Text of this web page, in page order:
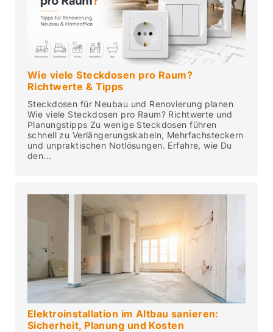
Wie viele Steckdosen pro Raum?
Richtwerte & Tipps
Steckdosen für Neubau und Renovierung planen
Wie viele Steckdosen pro Raum? Richtwerte und
Planungstipps Zu wenige Steckdosen führen
schnell zu Verlängerungskabeln, Mehrfachsteckern
und unpraktischen Notlösungen. Erfahre, wie Du
den...
Elektroinstallation im Altbau sanieren:
Sicherheit, Planung und Kosten